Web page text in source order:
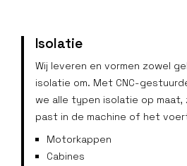
Isolatie
Wij leveren en vormen zowel
isolatie om. Met CNC-
we alle typen isolatie op
past in de machine of het
Motorkappen
Cabines